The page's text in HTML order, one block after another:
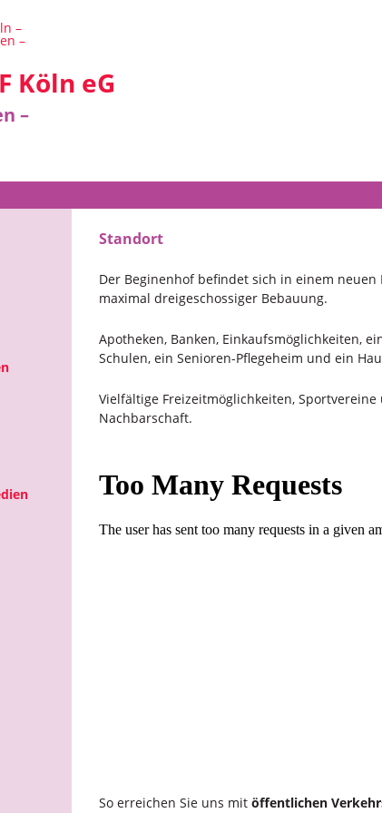
Köln eG
–
Standort
Der Beginenhof befindet sich in einem
maximal dreigeschossiger Bebauung.
Apotheken, Banken, Einkaufsmöglichkeiten,
Schulen, ein Senioren-Pflegeheim und ein
Vielfältige Freizeitmöglichkeiten,
Nachbarschaft.
So erreichen Sie uns mit öffentlichen